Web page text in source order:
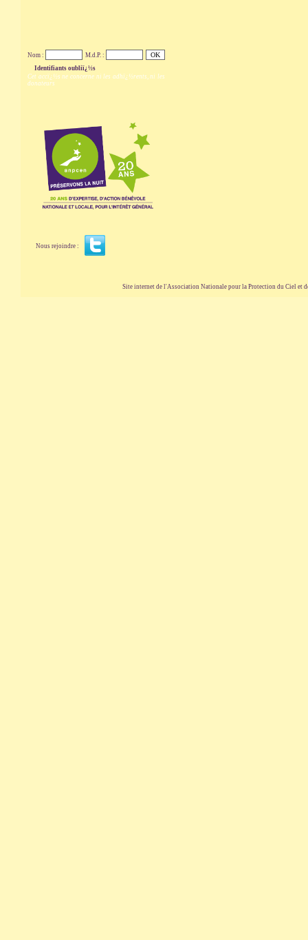
Nom :
M.d.P. :
Identifiants oubliï¿½s
Cet accï¿½s ne concerne ni les adhï¿½rents, ni les
donateurs
Nous rejoindre :
Site internet de l'Association Nationale pour la Protection du Ciel et de